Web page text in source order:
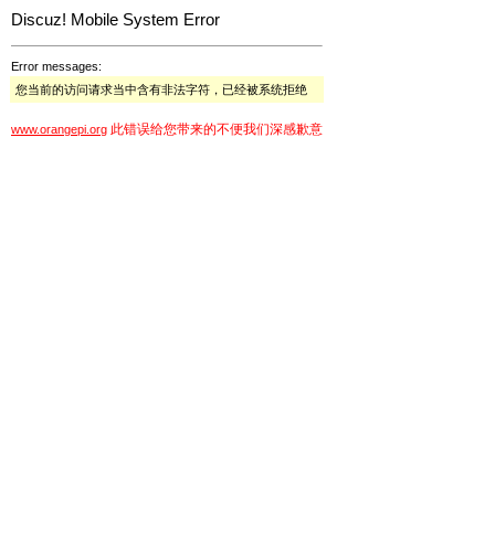
Discuz! Mobile System Error
Error messages:
您当前的访问请求当中含有非法字符，已经被系统拒绝
www.orangepi.org 此错误给您带来的不便我们深感歉意